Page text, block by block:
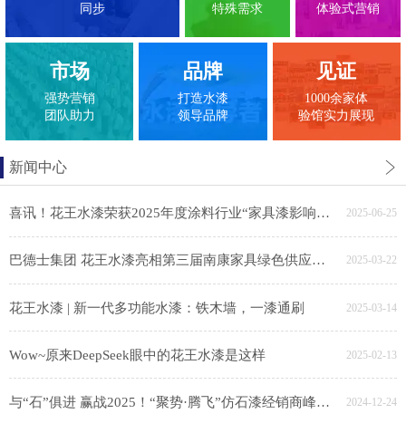
同步
特殊需求
体验式营销
市场
强势营销
团队助力
品牌
打造水漆
领导品牌
见证
1000余家体
验馆实力展现
新闻中心
喜讯！花王水漆荣获2025年度涂料行业“家具漆影响力品牌” 2025-06-25
巴德士集团 花王水漆亮相第三届南康家具绿色供应链展，助力家具产业链绿色转型 2025-03-22
花王水漆 | 新一代多功能水漆：铁木墙，一漆通刷 2025-03-14
Wow~原来DeepSeek眼中的花王水漆是这样 2025-02-13
与“石”俱进 赢战2025！“聚势·腾飞”仿石漆经销商峰会胜利召开 2024-12-24